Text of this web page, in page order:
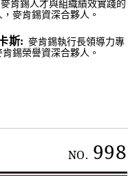
麥肯錫人才與組織績效實踐的
麥肯錫資深合夥人。
斯: 麥肯錫執行長領導力專
錫榮譽資深合夥人。
NO. 998